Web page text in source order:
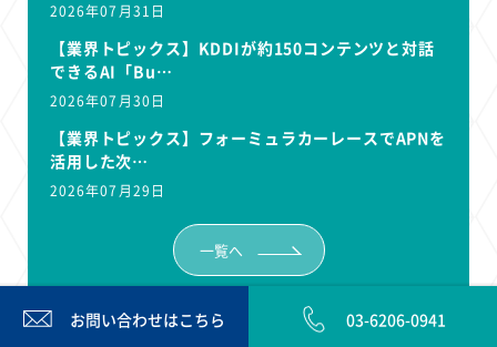
2026年07月31日
【業界トピックス】KDDIが約150コンテンツと対話
できるAI「Bu…
2026年07月30日
【業界トピックス】フォーミュラカーレースでAPNを
活用した次…
2026年07月29日
一覧へ
お問い合わせはこちら 03-6206-0941